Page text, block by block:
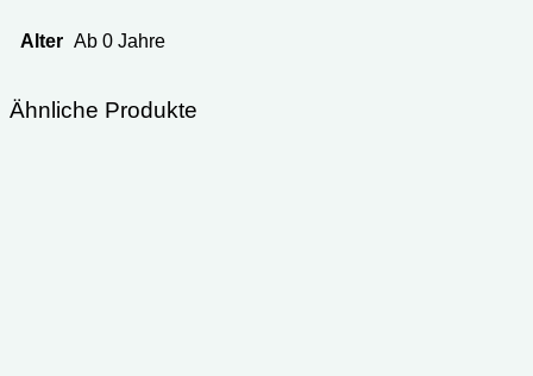
Alter Ab 0 Jahre
Ähnliche Produkte